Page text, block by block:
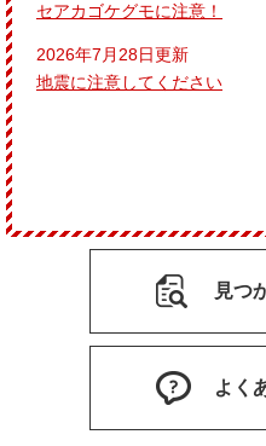
セアカゴケグモに注意！
2026年7月28日更新
地震に注意してください
見つ
よく